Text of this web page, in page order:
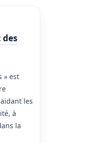
des
» est
les
à
la